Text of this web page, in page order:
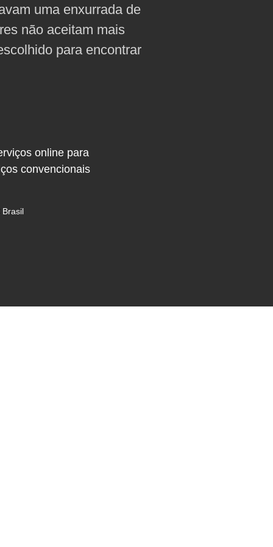
uma enxurrada de
não aceitam mais
para encontrar
online para
convencionais
Brasil